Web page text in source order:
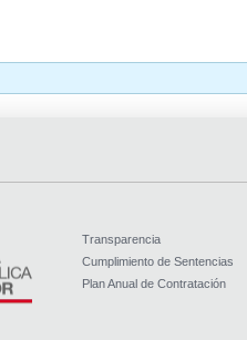
Transparencia
Cumplimiento de Sentencias
Plan Anual de Contratación